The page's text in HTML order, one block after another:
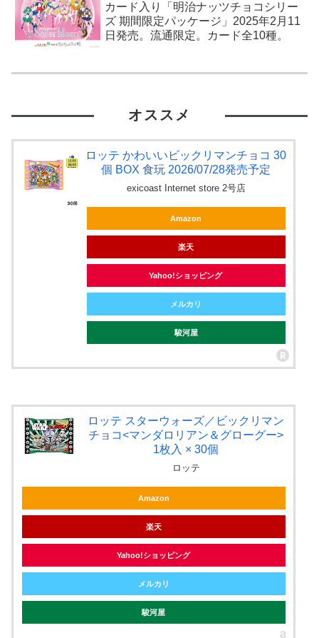
カード入り「明治ナッツチョコシリー
ズ 期間限定パッケージ」2025年2月11
日発売。流通限定。カード全10種。
オススメ
ロッテ かわいいビックリマンチョコ 30
個 BOX 食玩 2026/07/28発売予定
exicoast Internet store 2号店
Amazon
楽天
Yahoo!ショッピング
メルカリ
駿河屋
ロッテ スターウォーズ／ビックリマン
チョコ<マンダロリアン＆グローグー>
1枚入 × 30個
ロッテ
Amazon
楽天
Yahoo!ショッピング
メルカリ
駿河屋